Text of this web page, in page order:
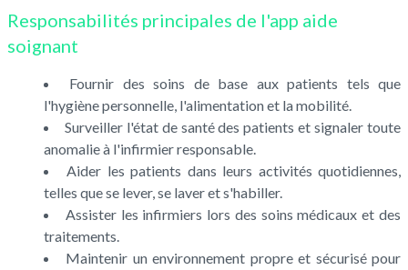
Responsabilités principales de l'app aide
soignant
Fournir des soins de base aux patients tels que
l'hygiène personnelle, l'alimentation et la mobilité.
Surveiller l'état de santé des patients et signaler toute
anomalie à l'infirmier responsable.
Aider les patients dans leurs activités quotidiennes,
telles que se lever, se laver et s'habiller.
Assister les infirmiers lors des soins médicaux et des
traitements.
Maintenir un environnement propre et sécurisé pour